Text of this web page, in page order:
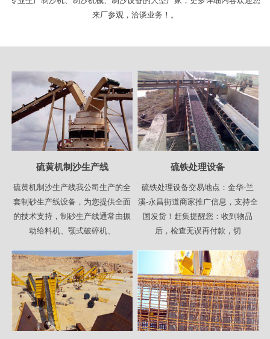
来厂参观，洽谈业务！。
硫黄机制沙生产线
硫黄机制沙生产线我公司生产的全
套制砂生产线设备，为您提供全面
的技术支持，制砂生产线通常由振
动给料机、颚式破碎机、
硫铁处理设备
硫铁处理设备交易地点：金华-兰
溪-永昌街道商家推广信息，支持全
国发货！赶集提醒您：收到物品
后，检查无误再付款，切